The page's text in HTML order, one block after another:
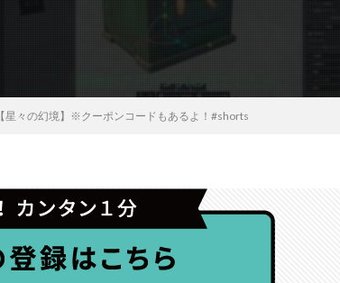
星々の幻境】※クーポンコードもあるよ！#shorts